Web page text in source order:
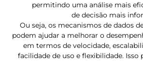
permitindo uma análise mais
de decisão mais
Ou seja, os mecanismos de dados
podem ajudar a melhorar o
em termos de velocidade,
facilidade de uso e flexibilidade. Isso